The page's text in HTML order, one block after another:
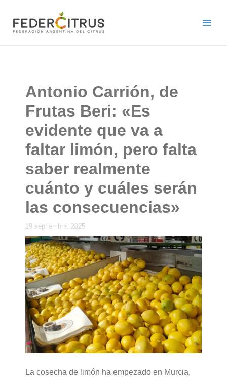
contenido
Antonio Carrión, de
Frutas Beri: «Es
evidente que va a
faltar limón, pero falta
saber realmente
cuánto y cuáles serán
las consecuencias»
19 septiembre, 2025
La cosecha de limón ha empezado en Murcia,